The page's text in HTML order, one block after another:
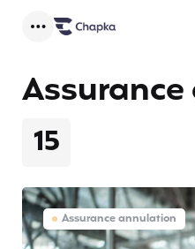
15
Assurance annulation